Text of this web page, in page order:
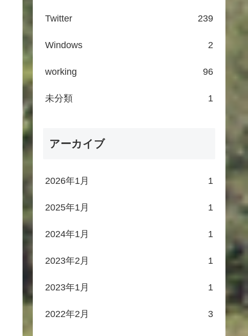
Twitter 239
Windows 2
working 96
未分類 1
アーカイブ
2026年1月 1
2025年1月 1
2024年1月 1
2023年2月 1
2023年1月 1
2022年2月 3